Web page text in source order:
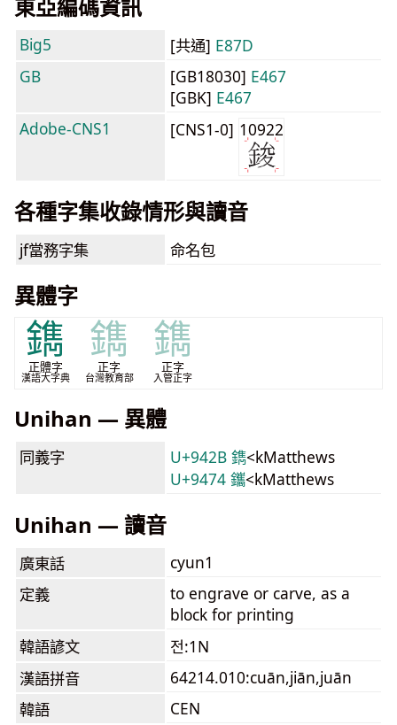
東亞編碼資訊
Big5 [共通] E87D
GB
[GB18030] E467
[GBK] E467
Adobe-CNS1
[CNS1-0] 10922
各種字集收錄情形與讀音
jf當務字集 命名包
異體字
鐫
正體字
漢語大字典
鐫
正字
台灣教育部
鐫
正字
入管正字
Unihan — 異體
同義字 U+942B 鐫<kMatthews
U+9474 鑴<kMatthews
Unihan — 讀音
廣東話
cyun1
定義
to engrave or carve, as a
block for printing
韓語諺文
전:1N
漢語拼音
64214.010:cuān,jiān,juān
韓語
CEN